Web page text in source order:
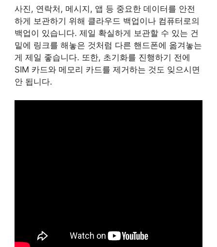
사진, 연락처, 메시지, 앱 등 중요한 데이터를 안전
하게 보관하기 위해 클라우드 백업이나 컴퓨터로의
백업이 있습니다. 제일 확실하게 보관할 수 있는 건
밑에 링크를 해놓은 것처럼 다른 핸드폰에 옮겨놓는
게 제일 좋습니다. 또한, 초기화를 진행하기 전에
SIM 카드와 메모리 카드를 제거하는 것도 잊으시면
안 됩니다.